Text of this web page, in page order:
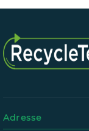
Adresse